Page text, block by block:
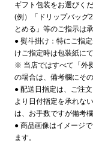
ギフト包装をお選びくだ
(例）「ドリップバッグ
とめる」等のご指示は
● 熨斗掛け：特にご指
けご指定時は包装紙に
※ 当店ではすべて「外
の場合は、備考欄にそ
● 配送日指定は、ご注
より日付指定を承れな
は、お手数ですが備考
● 商品画像はイメージ
ます。